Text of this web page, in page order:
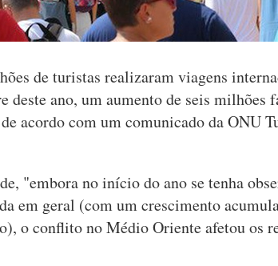
de turistas realizaram viagens
ano, um aumento de seis milhões
acordo com um comunicado da ONU
"embora no início do ano se tenha
em geral (com um crescimento
o conflito no Médio Oriente afetou os